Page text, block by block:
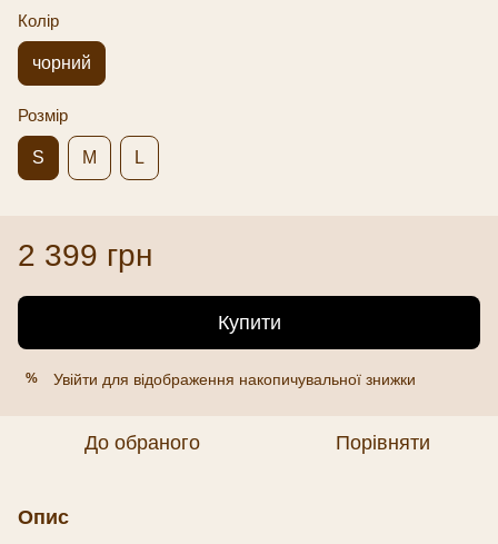
Колір
чорний
Розмір
S M L
2 399 грн
Купити
% Увійти для відображення накопичувальної знижки
До обраного Порівняти
Опис